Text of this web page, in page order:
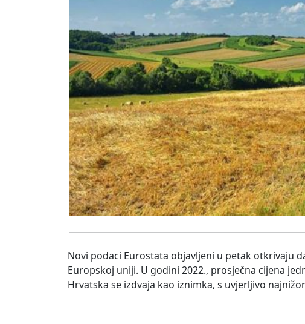
Novi podaci Eurostata objavljeni u petak otkrivaju
Europskoj uniji. U godini 2022., prosječna cijena
Hrvatska se izdvaja kao iznimka, s uvjerljivo